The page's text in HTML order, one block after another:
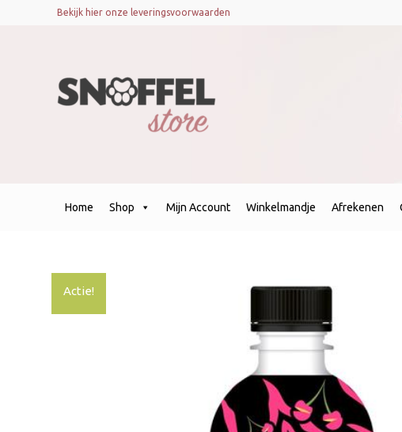
Bekijk hier onze leveringsvoorwaarden
Home Shop Mijn Account Winkelmandje Afrekenen
Actie!